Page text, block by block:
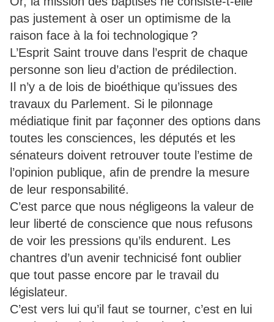
pas justement à oser un optimisme de la
raison face à la foi technologique ?
L’Esprit Saint trouve dans l’esprit de chaque
personne son lieu d’action de prédilection.
Il n’y a de lois de bioéthique qu’issues des
travaux du Parlement. Si le pilonnage
médiatique finit par façonner des options dans
toutes les consciences, les députés et les
sénateurs doivent retrouver toute l’estime de
l’opinion publique, afin de prendre la mesure
de leur responsabilité.
C’est parce que nous négligeons la valeur de
leur liberté de conscience que nous refusons
de voir les pressions qu’ils endurent. Les
chantres d’un avenir technicisé font oublier
que tout passe encore par le travail du
législateur.
C’est vers lui qu’il faut se tourner, c’est en lui